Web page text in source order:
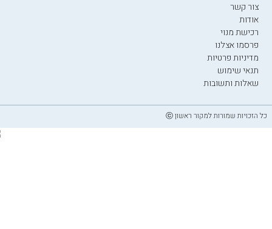
צור קשר
אודות
רכישת מנוי
פרסמו אצלנו
מדיניות פרטיות
תנאי שימוש
שאלות ותשובות
כל הזכויות שמורות למקור ראשון ⓒ